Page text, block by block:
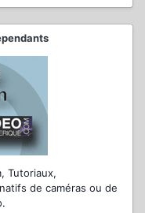
Tutoriaux,
de caméras ou de